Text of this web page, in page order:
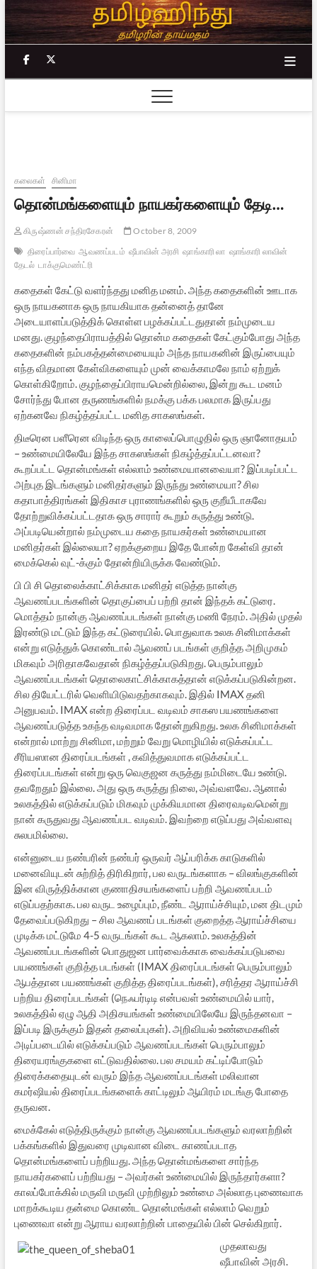
Skip
to
content
facebook
கலைகள் சினிமா
தொன்மங்களையும் நாயகர்களையும் தேடி…
கிருஷ்ணன் சந்திரசேகரன்
October 8, 2009
திரைப்பார்வை ஆவணப்படம் ஷீபாவின் அரசி ஷாங்காரி லா ஷாங்காரி லாவின்
தேடல் டாக்குமெண்ட்ரி
கதைகள் கேட்டு வளர்ந்தது மனித மனம். அந்த கதைகளின் ஊடாக
ஒரு நாயகனாக ஒரு நாயகியாக தன்னைத் தானே
அடையாளப்படுத்திக் கொள்ள பழக்கப்பட்டதுதான் நம்முடைய
மனது. குழந்தைபிராயத்தில் தொன்ம கதைகள் கேட்கும்போது அந்த
கதைகளின் நம்பகத்தன்மையையும் அந்த நாயகனின் இருப்பையும்
எந்த விதமான கேள்விகளையும் முன் வைக்காமலே நாம் ஏற்றுக்
கொள்கிறோம். குழந்தைப்பிராயமென்றில்லை, இன்று கூட மனம்
சோர்ந்து போன தருணங்களில் நமக்கு பக்க பலமாக இருப்பது
ஏற்கனவே நிகழ்த்தப்பட்ட மனித சாகஸங்கள்.
திடீரென பளீரென விடிந்த ஒரு காலைப்பொழுதில் ஒரு ஞானோதயம்
– உண்மையிலேயே இந்த சாகஸங்கள் நிகழ்த்தப்பட்டனவா?
கூறப்பட்ட தொன்மங்கள் எல்லாம் உண்மையானவையா? இப்படிப்பட்ட
அற்புத இடங்களும் மனிதர்களும் இருந்து உண்மையா? சில
கதாபாத்திரங்கள் இதிகாச புராணங்களில் ஒரு குறீயீடாகவே
தோற்றுவிக்கப்பட்டதாக ஒரு சாரார் கூறும் கருத்து உண்டு.
அப்படியென்றால் நம்முடைய கதை நாயகர்கள் உண்மையான
மனிதர்கள் இல்லையா? ஏறக்குறைய இதே போன்ற கேள்வி தான்
மைக்கெல் வுட்-க்கும் தோன்றியிருக்க வேண்டும்.
பி பி சி தொலைக்காட்சிக்காக மனிதர் எடுத்த நான்கு
ஆவணப்படங்களின் தொகுப்பைப் பற்றி தான் இந்தக் கட்டுரை.
மொத்தம் நான்கு ஆவணப்படங்கள் நான்கு மணி நேரம். அதில் முதல்
இரண்டு மட்டும் இந்த கட்டுரையில். பொதுவாக உலக சினிமாக்கள்
என்று எடுத்துக் கொண்டால் ஆவணப் படங்கள் குறித்த அறிமுகம்
மிகவும் அரிதாகவேதான் நிகழ்த்தப்படுகிறது. பெரும்பாலும்
ஆவணப்படங்கள் தொலைகாட்சிக்காகத்தான் எடுக்கப்படுகின்றன.
சில தியேட்டரில் வெளியிடுவதற்காகவும். இதில் IMAX தனி
அனுபவம். IMAX என்ற திரைப்பட வடிவம் சாகஸ பயணங்களை
ஆவணப்படுத்த உகந்த வடிவமாக தோன்றுகிறது. உலக சினிமாக்கள்
என்றால் மாற்று சினிமா, மற்றும் வேறு மொழியில் எடுக்கப்பட்ட
சீரியஸான திரைப்படங்கள் , கவித்துவமாக எடுக்கப்பட்ட
திரைப்படங்கள் என்று ஒரு வெகுஜன கருத்து நம்மிடையே உண்டு.
தவறேதும் இல்லை. அது ஒரு கருத்து நிலை, அவ்வளவே. ஆனால்
உலகத்தில் எடுக்கப்படும் மிகவும் முக்கியமான திரைவடிவமென்று
நான் கருதுவது ஆவணப்பட வடிவம். இவற்றை எடுப்பது அவ்வளவு
சுலபமில்லை.
என்னுடைய நண்பரின் நண்பர் ஒருவர் ஆப்பரிக்க காடுகளில்
மனைவியுடன் சுற்றித் திரிகிறார், பல வருடங்களாக – விலங்குகளின்
இன விருத்திக்கான குணாதிசயங்களைப் பற்றி ஆவணப்படம்
எடுப்பதற்காக. பல வருட உழைப்பும், நீண்ட ஆராய்ச்சியும், மன திடமும்
தேவைப்படுகிறது – சில ஆவணப் படங்கள் குறைத்த ஆராய்ச்சியை
முடிக்க மட்டுமே 4-5 வருடங்கள் கூட ஆகலாம். உலகத்தின்
ஆவணப்படங்களின் பொதுஜன பார்வைக்காக வைக்கப்படுபவை
பயணங்கள் குறித்த படங்கள் (IMAX திரைப்படங்கள் பெரும்பாலும்
ஆபத்தான பயணங்கள் குறித்த திரைப்படங்கள்), சரித்தர ஆராய்ச்சி
பற்றிய திரைப்படங்கள் (நெஃபர்டிடி என்பவள் உண்மையில் யார்,
உலகத்தில் ஏழு ஆதி அதிசயங்கள் உண்மையிலேயே இருந்தனவா –
இப்படி இருக்கும் இதன் தலைப்புகள்). அறிவியல் உண்மைகளின்
அடிப்படையில் எடுக்கப்படும் ஆவணப்படங்கள் பெரும்பாலும்
திரையரங்குகளை எட்டுவதில்லை. பல சமயம் கட்டிப்போடும்
திரைக்கதையுடன் வரும் இந்த ஆவணப்படங்கள் மலிவான
கமர்ஷியல் திரைப்படங்களைக் காட்டிலும் ஆயிரம் மடங்கு போதை
தருவன.
மைக்கேல் எடுத்திருக்கும் நான்கு ஆவணப்படங்களும் வரலாற்றின்
பக்கங்களில் இதுவரை முடிவான விடை காணப்படாத
தொன்மங்களைப் பற்றியது. அந்த தொன்மங்களை சார்ந்த
நாயகர்களைப் பற்றியது – அவர்கள் உண்மையில் இருந்தார்களா?
காலப்போக்கில் மருவி மருவி முற்றிலும் உண்மை அல்லாத புணைவாக
மாறக்கூடிய தன்மை கொண்ட தொன்மங்கள் எல்லாம் வெறும்
புணைவா என்று ஆராய வரலாற்றின் பாதையில் பின் செல்கிறார்.
முதலாவது
ஷீபாவின் அரசி.